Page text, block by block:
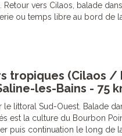
vers Cilaos, balade
ou temps libre au bord de
tropiques (Cilaos /
les-Bains - 75
littoral Sud-Ouest. Balade
est la culture du Bourbon
puis continuation le long de